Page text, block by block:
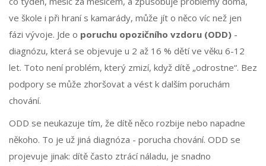
ve škole i při hraní s kamarády, může jít o něco víc než jen
fázi vývoje. Jde o poruchu opozičního vzdoru (ODD) -
diagnózu, která se objevuje u 2 až 16 % dětí ve věku 6-12
let. Toto není problém, který zmizí, když dítě „odrostne“. Bez
podpory se může zhoršovat a vést k dalším poruchám
chování.
ODD se neukazuje tím, že dítě něco rozbije nebo napadne
někoho. To je už jiná diagnóza - porucha chování. ODD se
projevuje jinak: dítě často ztrácí náladu, je snadno